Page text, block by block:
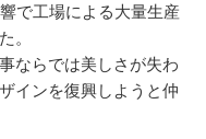
で工場による大量生産
。
ならでは美しさが失わ
インを復興しようと仲